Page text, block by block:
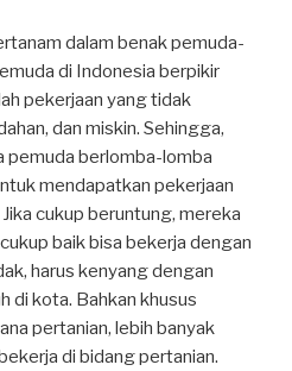
dalam benak pemuda-
di Indonesia berpikir
pekerjaan yang tidak
dan miskin. Sehingga,
pemuda berlomba-lomba
mendapatkan pekerjaan
cukup beruntung, mereka
baik bisa bekerja dengan
harus kenyang dengan
di kota. Bahkan khusus
pertanian, lebih banyak
di bidang pertanian.